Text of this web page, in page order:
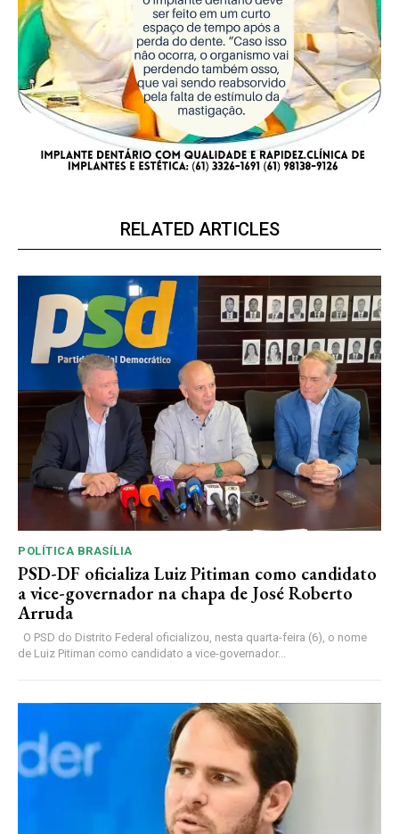
RELATED ARTICLES
POLÍTICA BRASÍLIA
PSD-DF oficializa Luiz Pitiman como candidato
a vice-governador na chapa de José Roberto
Arruda
de Luiz Pitiman como candidato a vice-governador...